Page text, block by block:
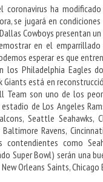
coronavirus ha
se jugará en
Cowboys presentan
en el
esperar es que
los Philadelphia Eagles
está en
son uno de los
de Los Angeles
Seattle Seahawks,
Ravens,
contendientes como
Super Bowl) serán una
Orleans Saints, Chicago